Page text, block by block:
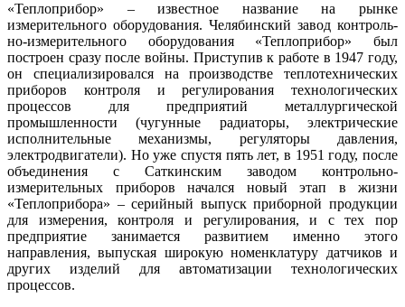
«Теплоприбор» – известное название на рынке
измерительного оборудования. Челябинский завод конт­роль­
но-из­ме­ри­тель­но­го оборудования «Теплоприбор» был
построен сразу после войны. Приступив к работе в 1947 го­ду,
он специализировался на производстве теплотехнических
приборов контроля и регулирования технологических
процессов для предприятий металлургической
промышленности (чугунные радиаторы, электрические
исполнительные механизмы, регуляторы давления,
электродвигатели). Но уже спустя пять лет, в 1951 го­ду, после
объединения с Саткинским заводом контрольно-
измерительных приборов начался новый этап в жизни
«Теплоприбора» – серийный выпуск приборной продукции
для измерения, контроля и регулирования, и с тех пор
предприятие занимается развитием именно этого
направления, выпуская широкую номенклатуру датчиков и
других изделий для автоматизации технологических
процессов.